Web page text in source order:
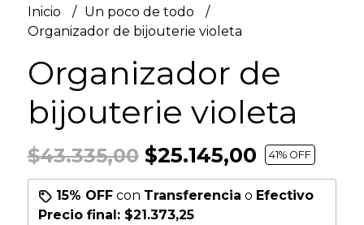
Inicio
Un poco de todo
Organizador de bijouterie violeta
Organizador de
bijouterie violeta
$43.335,00$25.145,00 41% OFF
15% OFFcon Transferencia o Efectivo
Precio final: $21.373,25